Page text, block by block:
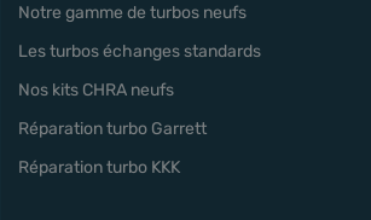
Notre gamme de turbos neufs
Les turbos échanges standards
Nos kits CHRA neufs
Réparation turbo Garrett
Réparation turbo KKK